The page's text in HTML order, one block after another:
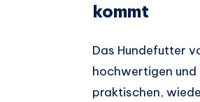
kommt
Das Hundefutter
hochwertigen und
praktischen,